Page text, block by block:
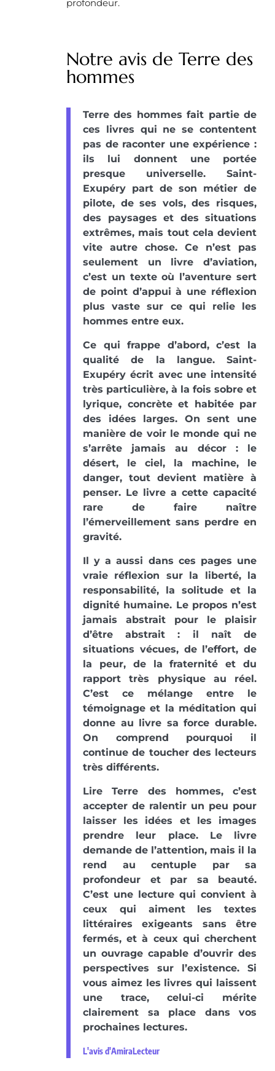
profondeur.
Notre avis de Terre des
hommes
Terre des hommes fait partie de
ces livres qui ne se contentent
pas de raconter une expérience :
ils lui donnent une portée
presque universelle. Saint-
Exupéry part de son métier de
pilote, de ses vols, des risques,
des paysages et des situations
extrêmes, mais tout cela devient
vite autre chose. Ce n’est pas
seulement un livre d’aviation,
c’est un texte où l’aventure sert
de point d’appui à une réflexion
plus vaste sur ce qui relie les
hommes entre eux.
Ce qui frappe d’abord, c’est la
qualité de la langue. Saint-
Exupéry écrit avec une intensité
très particulière, à la fois sobre et
lyrique, concrète et habitée par
des idées larges. On sent une
manière de voir le monde qui ne
s’arrête jamais au décor : le
désert, le ciel, la machine, le
danger, tout devient matière à
penser. Le livre a cette capacité
rare de faire naître
l’émerveillement sans perdre en
gravité.
Il y a aussi dans ces pages une
vraie réflexion sur la liberté, la
responsabilité, la solitude et la
dignité humaine. Le propos n’est
jamais abstrait pour le plaisir
d’être abstrait : il naît de
situations vécues, de l’effort, de
la peur, de la fraternité et du
rapport très physique au réel.
C’est ce mélange entre le
témoignage et la méditation qui
donne au livre sa force durable.
On comprend pourquoi il
continue de toucher des lecteurs
très différents.
Lire Terre des hommes, c’est
accepter de ralentir un peu pour
laisser les idées et les images
prendre leur place. Le livre
demande de l’attention, mais il la
rend au centuple par sa
profondeur et par sa beauté.
C’est une lecture qui convient à
ceux qui aiment les textes
littéraires exigeants sans être
fermés, et à ceux qui cherchent
un ouvrage capable d’ouvrir des
perspectives sur l’existence. Si
vous aimez les livres qui laissent
une trace, celui-ci mérite
clairement sa place dans vos
prochaines lectures.
L'avis d'AmiraLecteur